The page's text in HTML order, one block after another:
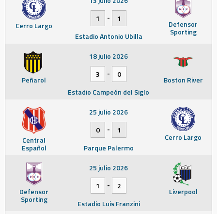
Cerro Largo Defensor
Sporting
1
-
1
Estadio Antonio Ubilla
Peñarol Boston River
18 julio 2026
3
-
0
Estadio Campeón del Siglo
Central
Español
Cerro Largo
25 julio 2026
0
-
1
Parque Palermo
Defensor
Sporting
Liverpool
25 julio 2026
1
-
2
Estadio Luis Franzini